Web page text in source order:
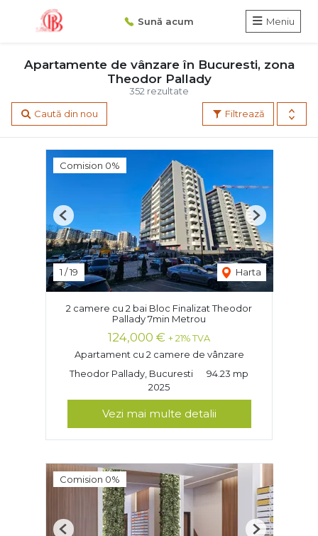
Sună acum Meniu
352 rezultate
Apartamente de vânzare în Bucuresti, zona
Theodor Pallady
Filtrează
Caută din nou
Comision 0%
1 /19 Harta
Previous Next
2 camere cu 2 bai Bloc Finalizat Theodor
Pallady 7min Metrou
124,000 € + 21% TVA
Apartament cu 2 camere de vânzare
Theodor Pallady, Bucuresti
94.23 mp
2025
Vezi mai multe detalii
Comision 0%